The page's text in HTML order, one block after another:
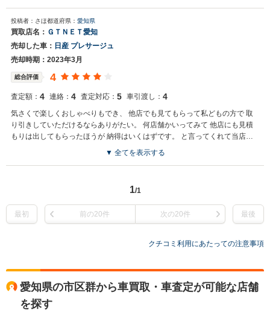
投稿者：さほ都道府県： 愛知県
買取店名： ＧＴＮＥＴ愛知
売却した車： 日産 プレサージュ
売却時期：2023年3月
総合評価 4
査定額： 4 連絡： 4 査定対応： 5 車引渡し： 4
気さくで楽しくおしゃべりもでき、 他店でも見てもらって私どもの方で 取
り引きしていただけるならありがたい。 何店舗かいってみて 他店にも見積
もりは出してもらったほうが 納得はいくはずです。 と言ってくれて当店を
ごり押しするんじゃなく、 誠実な対応だったな、と思った。
▼ 全てを表示する
1/1
最初 前の20件 次の20件 最後
クチコミ利用にあたっての注意事項
愛知県の市区群から車買取・車査定が可能な店舗
を探す